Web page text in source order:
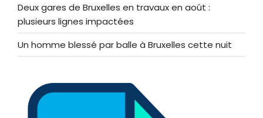
Deux gares de Bruxelles en travaux en août :
plusieurs lignes impactées
Un homme blessé par balle à Bruxelles cette nuit